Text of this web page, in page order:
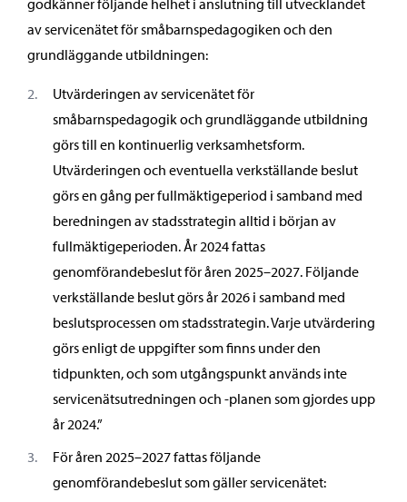
godkänner följande helhet i anslutning till utvecklandet
av servicenätet för småbarnspedagogiken och den
grundläggande utbildningen:
Utvärderingen av servicenätet för
småbarnspedagogik och grundläggande utbildning
görs till en kontinuerlig verksamhetsform.
Utvärderingen och eventuella verkställande beslut
görs en gång per fullmäktigeperiod i samband med
beredningen av stadsstrategin alltid i början av
fullmäktigeperioden. År 2024 fattas
genomförandebeslut för åren 2025–2027. Följande
verkställande beslut görs år 2026 i samband med
beslutsprocessen om stadsstrategin. Varje utvärdering
görs enligt de uppgifter som finns under den
tidpunkten, och som utgångspunkt används inte
servicenätsutredningen och -planen som gjordes upp
år 2024.”
För åren 2025–2027 fattas följande
genomförandebeslut som gäller servicenätet: